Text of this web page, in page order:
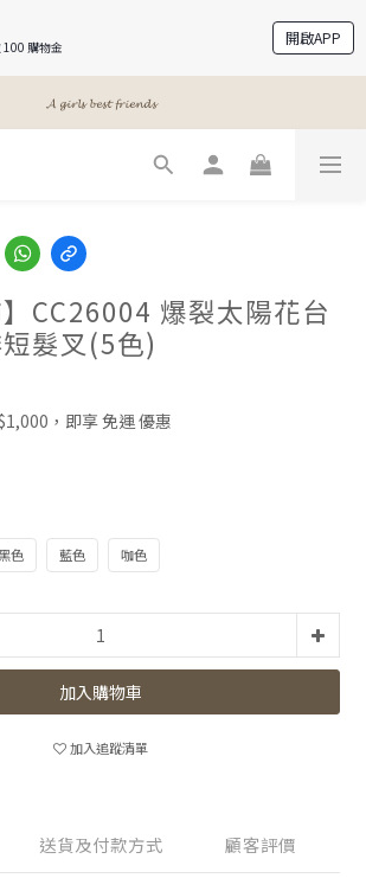
100 購物金 開啟APP
𝓐 𝓰𝓲𝓻𝓵𝓼 𝓫𝓮𝓼𝓽 𝓯𝓻𝓲𝓮𝓷𝓭𝓼
𝓐 𝓰𝓲𝓻𝓵𝓼 𝓫𝓮𝓼𝓽 𝓯𝓻𝓲𝓮𝓷𝓭𝓼
】CC26004 爆裂太陽花台
髮叉(5色)
，即享 免運 優惠
色 藍色 咖色
加入購物車
加入追蹤清單
送貨及付款方式 顧客評價